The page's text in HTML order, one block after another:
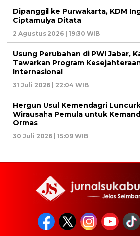
Dipanggil ke Purwakarta, KDM
Ciptamulya Ditata
2 Agustus 2026 | 19:30 WIB
Usung Perubahan di PWI Jabar,
Tawarkan Program
Internasional
31 Juli 2026 | 22:04 WIB
Hergun Usul Kemendagri
Wirausaha Pemula untuk
Ormas
30 Juli 2026 | 15:09 WIB